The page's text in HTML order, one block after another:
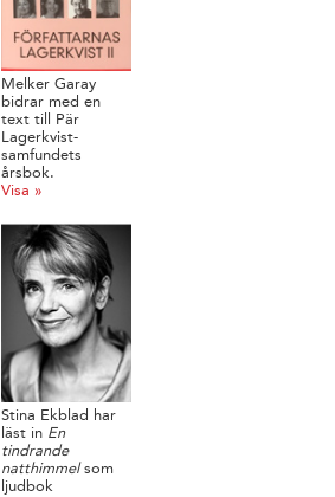
Melker Garay
bidrar med en
text till Pär
Lagerkvist-
samfundets
årsbok.
Visa »
Stina Ekblad har
läst in En
tindrande
natthimmelsom
ljudbok